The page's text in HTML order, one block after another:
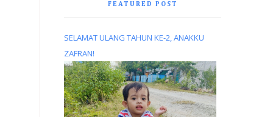
FEATURED POST
SELAMAT ULANG TAHUN KE-2, ANAKKU
ZAFRAN!